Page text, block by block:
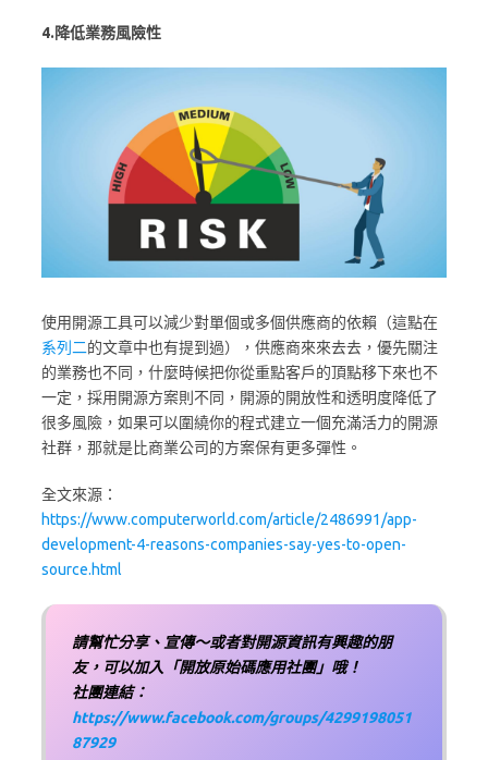
4.降低業務風險性
使用開源工具可以減少對單個或多個供應商的依賴（這點在
系列二的文章中也有提到過），供應商來來去去，優先關注
的業務也不同，什麼時候把你從重點客戶的頂點移下來也不
一定，採用開源方案則不同，開源的開放性和透明度降低了
很多風險，如果可以圍繞你的程式建立一個充滿活力的開源
社群，那就是比商業公司的方案保有更多彈性。
全文來源：
https://www.computerworld.com/article/2486991/app-
development-4-reasons-companies-say-yes-to-open-
source.html
請幫忙分享、宣傳～或者對開源資訊有興趣的朋
友，可以加入「開放原始碼應用社團」哦！
社團連結：
https://www.facebook.com/groups/4299198051
87929